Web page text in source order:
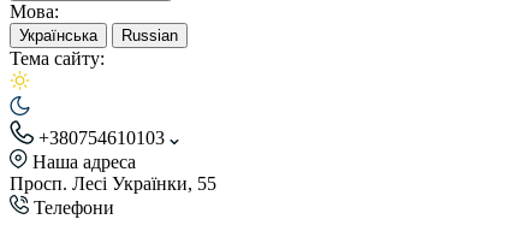
Мова:
Українська Russian
Тема сайту:
+380754610103
Наша адреса
Просп. Лесі Українки, 55
Телефони